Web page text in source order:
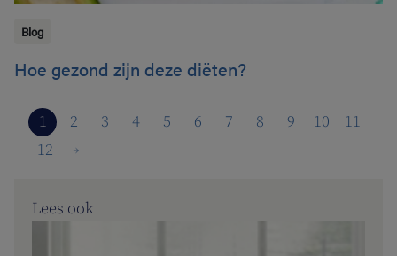
Lees ook
Blog
Hoe gezond zijn deze diëten?
1 2 3 4 5 6 7 8 9 10
11
12